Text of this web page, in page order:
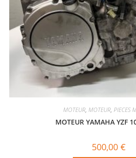
MOTEUR, MOTEUR, PIECES
MOTEUR YAMAHA YZF
500,00 €